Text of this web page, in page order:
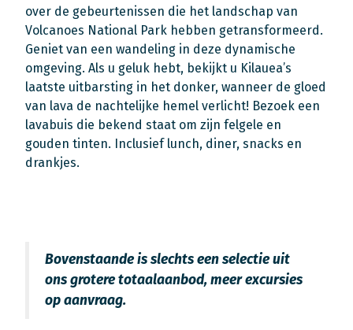
over de gebeurtenissen die het landschap van
Volcanoes National Park hebben getransformeerd.
Geniet van een wandeling in deze dynamische
omgeving. Als u geluk hebt, bekijkt u Kilauea’s
laatste uitbarsting in het donker, wanneer de gloed
van lava de nachtelijke hemel verlicht! Bezoek een
lavabuis die bekend staat om zijn felgele en
gouden tinten. Inclusief lunch, diner, snacks en
drankjes.
Bovenstaande is slechts een selectie uit
ons grotere totaalaanbod, meer excursies
op aanvraag.